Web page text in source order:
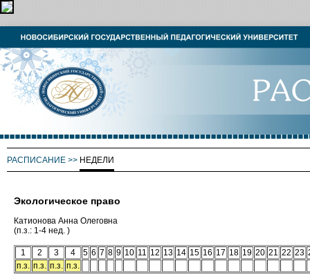
РАСПИСАНИЕ >> НЕДЕЛИ
Экологическое право
Катионова Анна Олеговна
(п.з.: 1-4 нед. )
1 2 3 4 5 6 7 8 9 10 11 12 13 14 15 16 17 18 19 20 21 22 23
п.з. п.з. п.з. п.з.